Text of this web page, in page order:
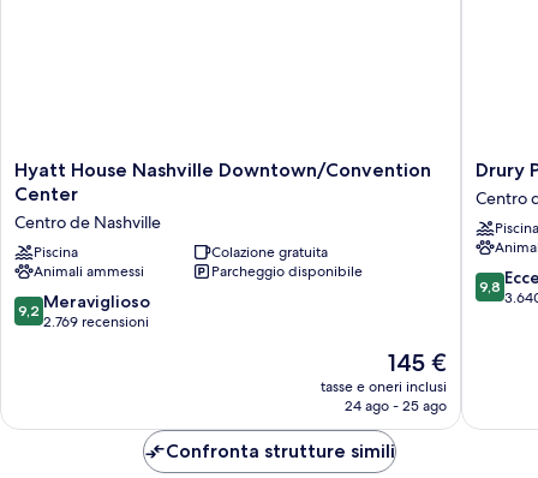
Hyatt
House
Downtown/Convention
Center
Centro
de
Nashville
Hyatt House Nashville Downtown/Convention
Center
Centro de Nashville
Piscina
Colazione gratuita
Animali ammessi
Parcheggio disponibile
9.2
su
9,2 Meraviglioso
2.769 recensioni
Il
prezzo
attuale
145 €
145 €
tasse e oneri inclusi
24 ago - 25 ago
Drury
Plaza
Hotel
Centro
de
Drury
Centro
Piscina
9.8
su
9,8
Confronta strutture simili